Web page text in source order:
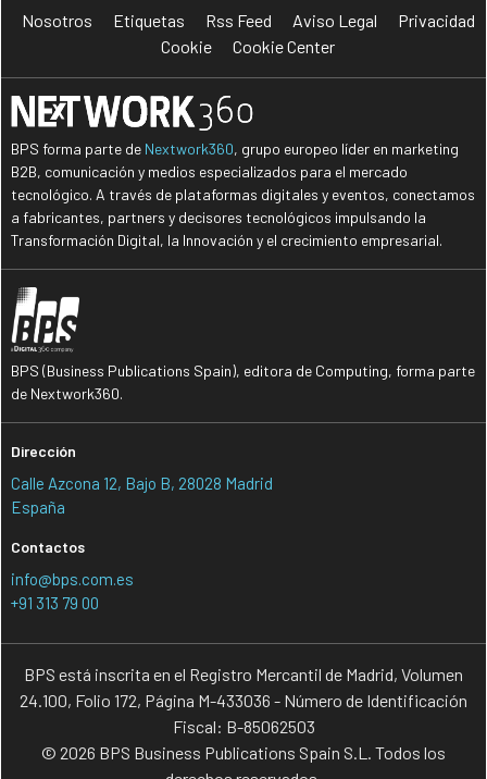
G GPDR G Guerra comercial
H I I
I ISV L legislación
N Nube P PaaS P Privacidad
P protección de datos R rebates
R resiliencia R RGPD
S soberanía digital
U USA
Nosotros Etiquetas Rss Feed Aviso Legal
Privacidad
Cookie
Cookie Center
BPS forma parte de Nextwork360, grupo europeo líder en marketing
B2B, comunicación y medios especializados para el mercado
tecnológico. A través de plataformas digitales y eventos, conectamos
a fabricantes, partners y decisores tecnológicos impulsando la
Transformación Digital, la Innovación y el crecimiento empresarial.
BPS (Business Publications Spain), editora de Computing, forma parte
de Nextwork360.
Dirección
Calle Azcona 12, Bajo B, 28028 Madrid
España
Contactos
info@bps.com.es
+91 313 79 00
BPS está inscrita en el Registro Mercantil de Madrid, Volumen
24.100, Folio 172, Página M-433036 - Número de Identificación
Fiscal: B-85062503
© 2026 BPS Business Publications Spain S.L. Todos los